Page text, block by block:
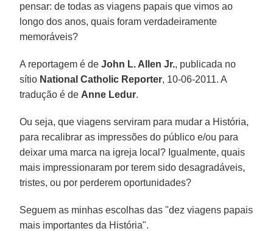
pensar: de todas as viagens papais que vimos ao
longo dos anos, quais foram verdadeiramente
memoráveis?
A reportagem é deJohn L. Allen Jr., publicada no
sítio National Catholic Reporter, 10-06-2011. A
tradução é de Anne Ledur.
Ou seja, que viagens serviram para mudar a História,
para recalibrar as impressões do público e/ou para
deixar uma marca na igreja local? Igualmente, quais
mais impressionaram por terem sido desagradáveis,
tristes, ou por perderem oportunidades?
Seguem as minhas escolhas das "dez viagens papais
mais importantes da História".